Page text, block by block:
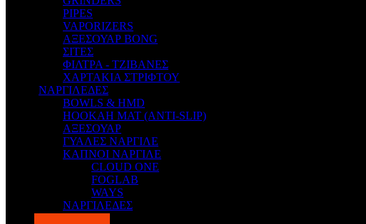
PIPES
VAPORIZERS
ΑΞΕΣΟΥΑΡ BONG
ΣΙΤΕΣ
ΦΙΛΤΡΑ - ΤΖΙΒΑΝΕΣ
ΧΑΡΤΑΚΙΑ ΣΤΡΙΦΤΟΥ
ΝΑΡΓΙΛΕΔΕΣ
BOWLS & HMD
HOOKAH MAT (ANTI-SLIP)
ΑΞΕΣΟΥΑΡ
ΓΥΑΛΕΣ ΝΑΡΓΙΛΕ
ΚΑΠΝΟΙ ΝΑΡΓΙΛΕ
CLOUD ONE
FOGLAB
WAYS
ΝΑΡΓΙΛΕΔΕΣ